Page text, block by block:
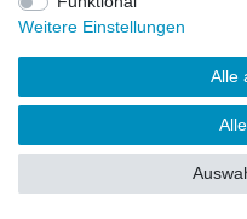
Weitere Einstellungen
Alle